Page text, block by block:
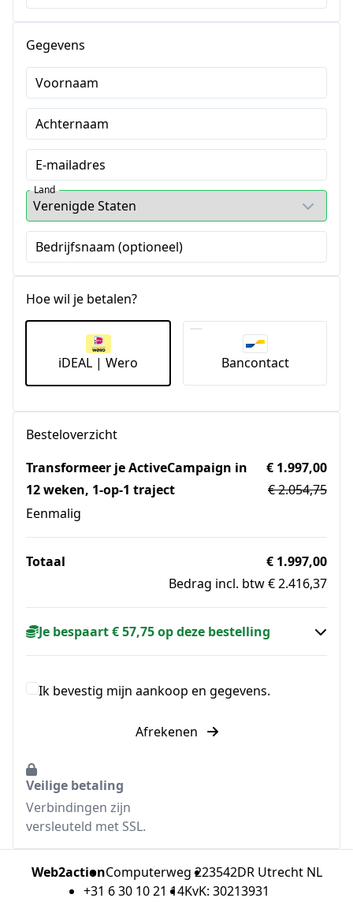
Gegevens
Voornaam
Achternaam
E-mailadres
Land
Bedrijfsnaam (optioneel)
Hoe wil je betalen?
iDEAL | Wero Bancontact
Besteloverzicht
Transformeer je ActiveCampaign in
12 weken, 1-op-1 traject
Eenmalig
€ 1.997,00
€ 2.054,75
Totaal
€ 1.997,00
Bedrag incl. btw € 2.416,37
Je bespaart € 57,75 op deze bestelling
Ik bevestig mijn aankoop en gegevens.
Afrekenen
Veilige betaling
Verbindingen zijn
versleuteld met SSL.
Web2actionComputerweg 223542DR Utrecht NL
+31 6 30 10 21 14KvK: 30213931